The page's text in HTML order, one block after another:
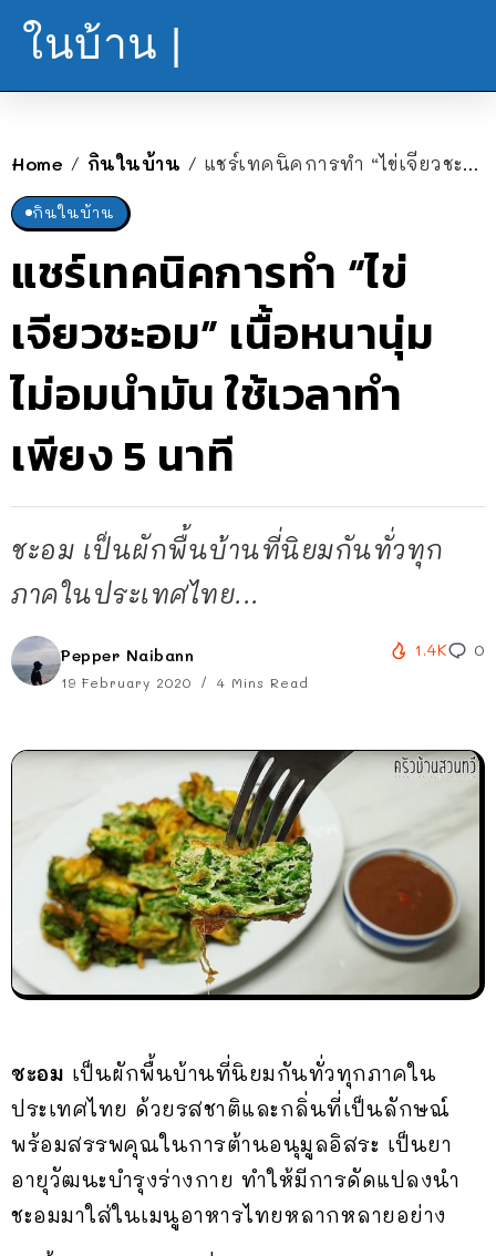
ในบ้าน |
Home / กินในบ้าน / แชร์เทคนิคการทำ “ไข่เจียวชะอม” เนื้อหนานุ่ม ไม่อมนำมัน ใช้เวลาทำเพียง 5 นาที
กินในบ้าน
แชร์เทคนิคการทำ “ไข่
เจียวชะอม” เนื้อหนานุ่ม
ไม่อมนำมัน ใช้เวลาทำ
เพียง 5 นาที
ชะอม เป็นผักพื้นบ้านที่นิยมกันทั่วทุก
ภาคในประเทศไทย...
Pepper Naibann
19 February 2020 4 Mins Read
1.4K 0
ชะอม เป็นผักพื้นบ้านที่นิยมกันทั่วทุกภาคใน
ประเทศไทย ด้วยรสชาติและกลิ่นที่เป็นลักษณ์
พร้อมสรรพคุณในการต้านอนุมูลอิสระ เป็นยา
อายุวัฒนะบำรุงร่างกาย ทำให้มีการดัดแปลงนำ
ชะอมมาใส่ในเมนูอาหารไทยหลากหลายอย่าง